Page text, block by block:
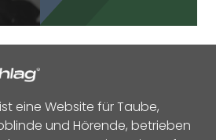
eine Website für Taube,
und Hörende, betrieben